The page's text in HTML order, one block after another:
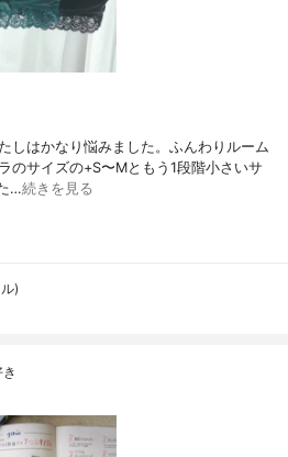
しはかなり悩みました。ふんわりルーム
のサイズの+S〜Mともう1段階小さいサ
…続きを見る
)